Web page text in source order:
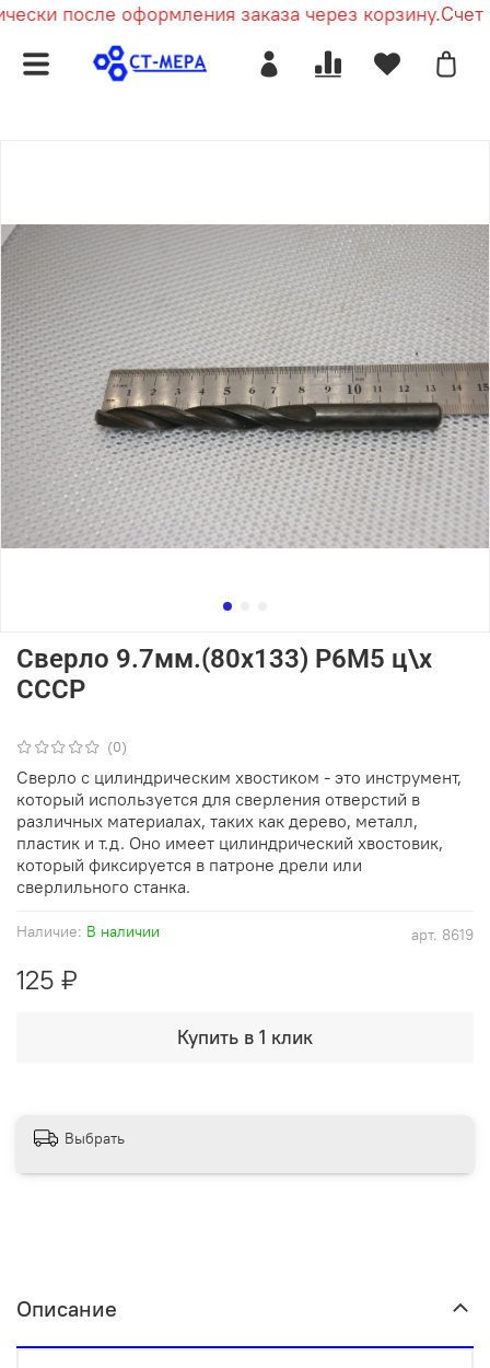
после оформления заказа через корзину.Счет
(0)
арт. 8619
Наличие: В наличии
Сверло 9.7мм.(80х133) Р6М5 ц\х
СССР
125 ₽
Купить в 1 клик
Сверло с цилиндрическим хвостиком - это инструмент,
который используется для сверления отверстий в
различных материалах, таких как дерево, металл,
пластик и т.д. Оно имеет цилиндрический хвостовик,
который фиксируется в патроне дрели или
сверлильного станка.
Выбрать
Описание